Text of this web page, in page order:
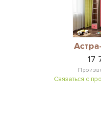
17
Связаться с